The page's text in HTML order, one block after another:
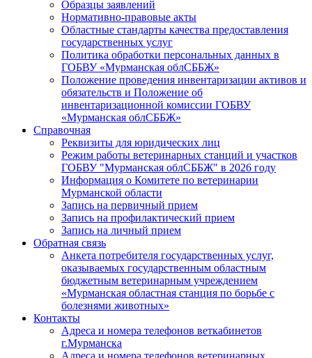
Образцы заявлений
Нормативно-правовые акты
Областные стандарты качества предоставления
государственных услуг
Политика обработки персональных данных в
ГОБВУ «Мурманская облСББЖ»
Положение проведения инвентаризации активов и
обязательств и Положение об
инвентаризационной комиссии ГОБВУ
«Мурманская облСББЖ»
Справочная
Реквизиты для юридических лиц
Режим работы ветеринарных станций и участков
ГОБВУ "Мурманская облСББЖ" в 2026 году
Информация о Комитете по ветеринарии
Мурманской области
Запись на первичный прием
Запись на профилактический прием
Запись на личный прием
Обратная связь
Анкета потребителя государственных услуг,
оказываемых государственным областным
бюджетным ветеринарным учреждением
«Мурманская областная станция по борьбе с
болезнями животных»
Контакты
Адреса и номера телефонов веткабинетов
г.Мурманска
Адреса и номера телефонов ветеринарных